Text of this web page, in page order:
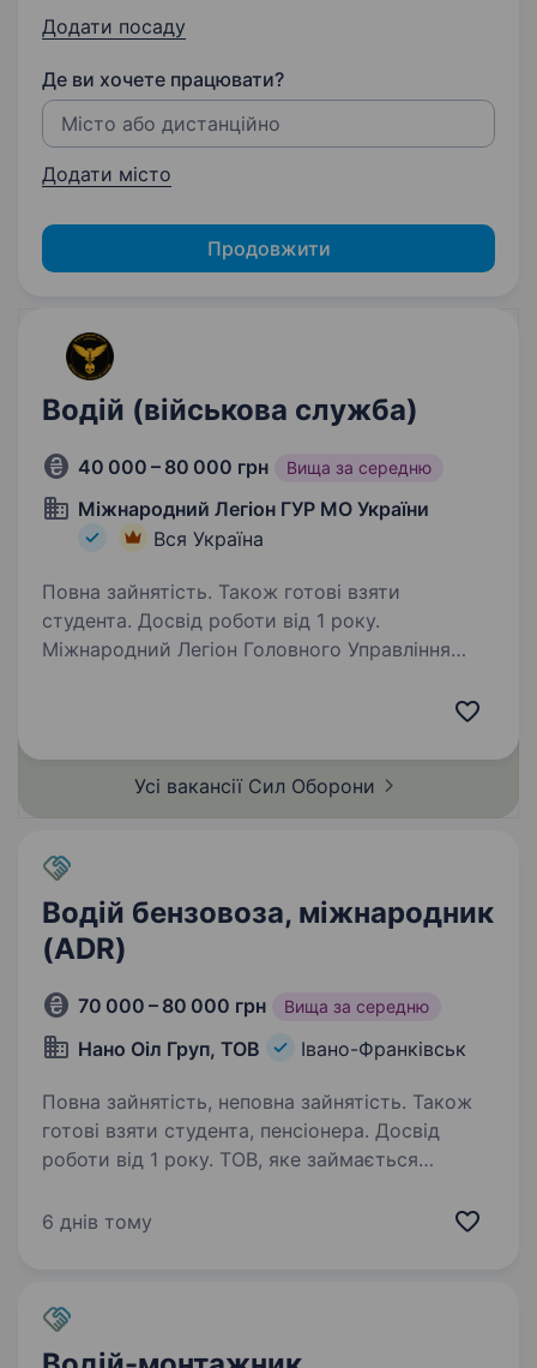
Додати посаду
Де ви хочете працювати?
Додати місто
Продовжити
Водій (військова служба)
40 000 – 80 000 грн Вища за середню
Міжнародний Легіон ГУР МО України
Вся Україна
Повна зайнятість. Також готові взяти
студента. Досвід роботи від 1 року.
Міжнародний Легіон Головного Управління
у спеціальних місіях як на території України,
виконує розвідувальні заходи. Обов’язки …
Усі вакансії Сил Оборони
Водій бензовоза, міжнародник
(ADR)
70 000 – 80 000 грн Вища за середню
Нано Оіл Груп, ТОВ Івано-Франківськ
Повна зайнятість, неповна зайнятість. Також
готові взяти студента, пенсіонера. Досвід
роботи від 1 року. ТОВ, яке займається
нафтопродуктів, шукає чоловіка або жінку
за кордон (Литва, Латвія, Румунія, Болгарія)…
6 днів тому